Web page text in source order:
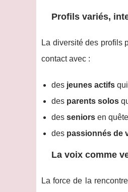
Profils variés,
La diversité des profils
contact avec :
des jeunes actifs
des parents solos
des seniors en
des passionnés de
La voix comme
La force de la